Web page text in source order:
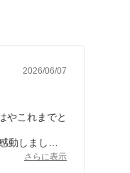
2026/06/07
やこれまでと
動しまし
りがとうござ
さらに表示